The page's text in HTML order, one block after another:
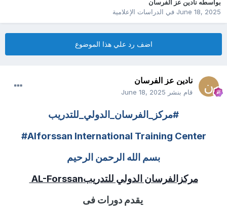
بواسطهنادين عز الفرسان
June 18, 2025في الدراسات الإعلامية
اضف رد علي هذا الموضوع
نادين عز الفرسان
قام بنشر June 18, 2025
#مركز_الفرسان_الدولي_للتدريب
#Alforssan International Training Center
بسم الله الرحمن الرحيم
مركزالفرسان الدولي للتدريبAL-Forssan
يقدم دورات فى